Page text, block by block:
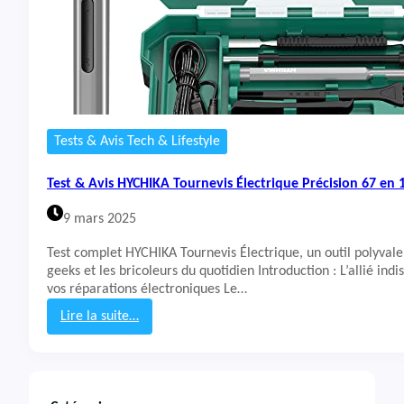
Tests & Avis Tech & Lifestyle
Test & Avis HYCHIKA Tournevis Électrique Précision 67 en
9 mars 2025
Test complet HYCHIKA Tournevis Électrique, un outil
geeks et les bricoleurs du quotidien Introduction : L’allié
vos réparations électroniques Le…
Lire la suite…
: